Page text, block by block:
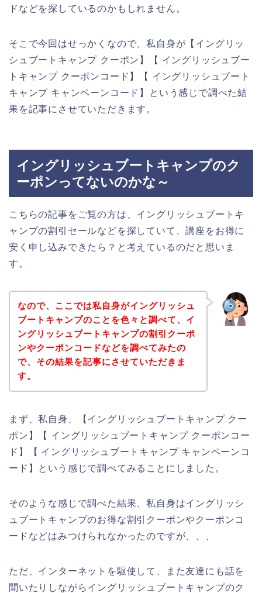
ドなどを探しているのかもしれません。
そこで今回はせっかくなので、私自身が【イングリッ
シュブートキャンプ クーポン】【 イングリッシュブー
トキャンプ クーポンコード】【 イングリッシュブート
キャンプ キャンペーンコード】という感じで調べた結
果を記事にさせていただきます。
イングリッシュブートキャンプのク
ーポンってないのかな～
こちらの記事をご覧の方は、イングリッシュブートキ
ャンプの割引セールなどを探していて、講座をお得に
安く申し込みできたら？と考えているのだと思いま
す。
なので、ここでは私自身がイングリッシュ
ブートキャンプのことを色々と調べて、イ
ングリッシュブートキャンプの割引クーポ
ンやクーポンコードなどを調べてみたの
で、その結果を記事にさせていただきま
す。
まず、私自身、【イングリッシュブートキャンプ クー
ポン】【 イングリッシュブートキャンプ クーポンコー
ド】【 イングリッシュブートキャンプ キャンペーンコ
ード】という感じで調べてみることにしました。
そのような感じで調べた結果、私自身はイングリッシ
ュブートキャンプのお得な割引クーポンやクーポンコ
ードなどはみつけられなかったのですが、、、
ただ、インターネットを駆使して、また友達にも話を
聞いたりしながらイングリッシュブートキャンプのク